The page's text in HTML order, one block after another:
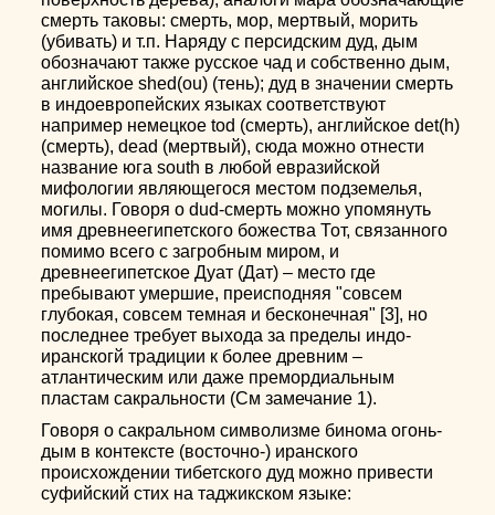
смерть таковы: смерть, мор, мертвый, морить
(убивать) и т.п. Наряду с персидским дуд, дым
обозначают также русское чад и собственно дым,
английское shed(ou) (тень); дуд в значении смерть
в индоевропейских языках соответствуют
например немецкое tod (смерть), английское det(h)
(смерть), dead (мертвый), сюда можно отнести
название юга south в любой евразийской
мифологии являющегося местом подземелья,
могилы. Говоря о dud-смерть можно упомянуть
имя древнеегипетского божества Тот, связанного
помимо всего с загробным миром, и
древнеегипетское Дуат (Дат) – место где
пребывают умершие, преисподняя "совсем
глубокая, совсем темная и бесконечная" [3], но
последнее требует выхода за пределы индо-
иранскогй традиции к более древним –
атлантическим или даже премордиальным
пластам сакральности (См замечание 1).
Говоря о сакральном символизме бинома огонь-
дым в контексте (восточно-) иранского
происхождении тибетского дуд можно привести
суфийский стих на таджикском языке: